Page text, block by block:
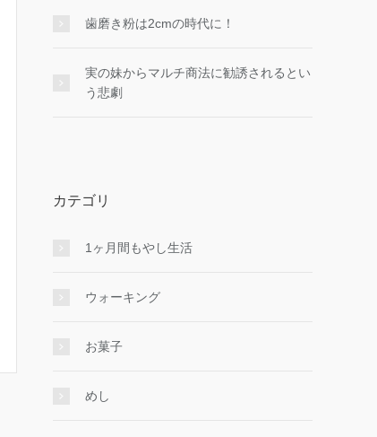
歯磨き粉は2cmの時代に！
実の妹からマルチ商法に勧誘されるとい
う悲劇
カテゴリ
1ヶ月間もやし生活
ウォーキング
お菓子
めし